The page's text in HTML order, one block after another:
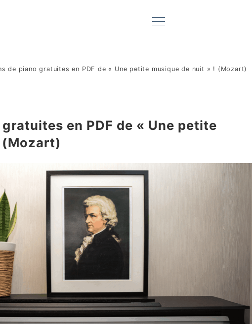
de piano gratuites en PDF de « Une petite musique de nuit » ! (Mozart)
en PDF de « Une petite